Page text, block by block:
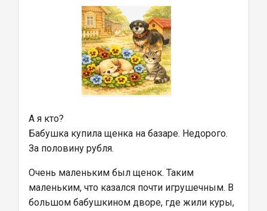
А я кто?
Бабушка купила щенка на базаре. Недорого.
За половину рубля.
Очень маленьким был щенок. Таким
маленьким, что казался почти игрушечным. В
большом бабушкином дворе, где жили куры,